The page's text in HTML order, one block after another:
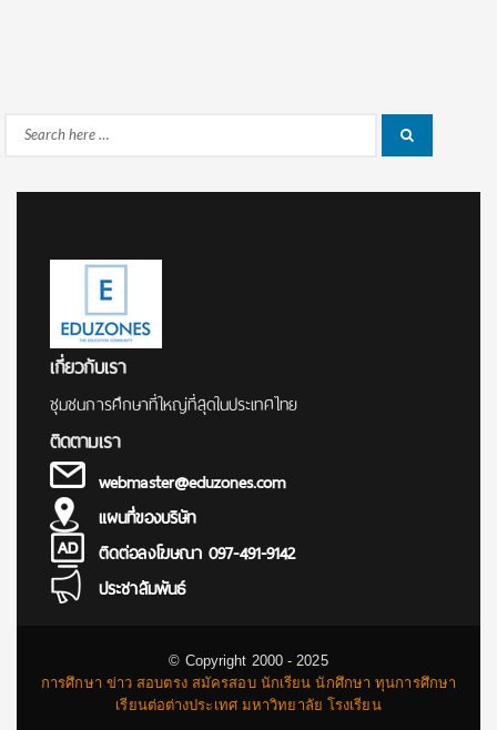
Search
เกี่ยวกับเรา
ชุมชนการศึกษาที่ใหญ่ที่สุดในประเทศไทย
ติดตามเรา
webmaster@eduzones.com
แผนที่ของบริษัท
ติดต่อลงโฆษณา 097-491-9142
ประชาสัมพันธ์
© Copyright 2000 - 2025
การศึกษา ข่าว สอบตรง สมัครสอบ นักเรียน นักศึกษา ทุนการศึกษา
เรียนต่อต่างประเทศ มหาวิทยาลัย โรงเรียน